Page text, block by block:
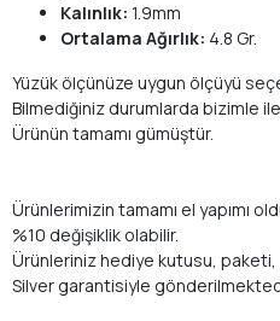
Kalınlık: 1.9mm
Ortalama Ağırlık: 4.8 Gr.
Yüzük ölçünüze uygun ölçüyü
Bilmediğiniz durumlarda bizimle
Ürünün tamamı gümüştür.
Ürünlerimizin tamamı el yapımı
%10 değişiklik olabilir.
Ürünleriniz hediye kutusu,
Silver garantisiyle